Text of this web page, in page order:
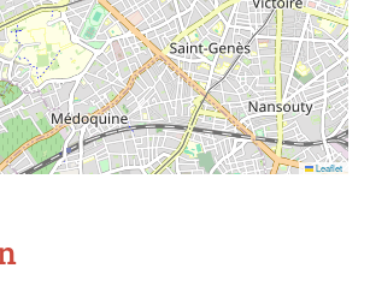
Leaflet